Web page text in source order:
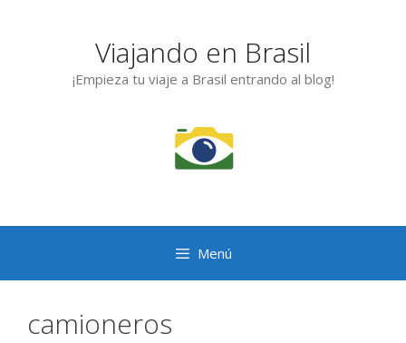
Viajando en Brasil
¡Empieza tu viaje a Brasil entrando al blog!
Menú
camioneros